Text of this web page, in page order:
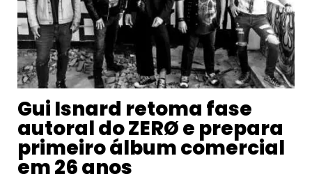
Gui Isnard retoma fase
autoral do ZERØ e prepara
primeiro álbum comercial
em 26 anos